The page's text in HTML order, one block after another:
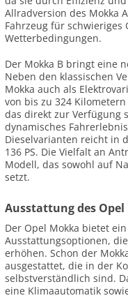
Allradversion des Mokka
Fahrzeug für schwieriges
Wetterbedingungen.
Der Mokka B bringt eine
Neben den klassischen
Mokka auch als
von bis zu 324
das direkt zur Verfügung
dynamisches
Dieselvarianten reicht in
136 PS. Die Vielfalt an
Modell, das sowohl auf
setzt.
Ausstattung des Opel
Der Opel Mokka bietet
Ausstattungsoptionen,
erhöhen. Schon der
ausgestattet, die in der
selbstverständlich sind.
eine Klimaautomatik